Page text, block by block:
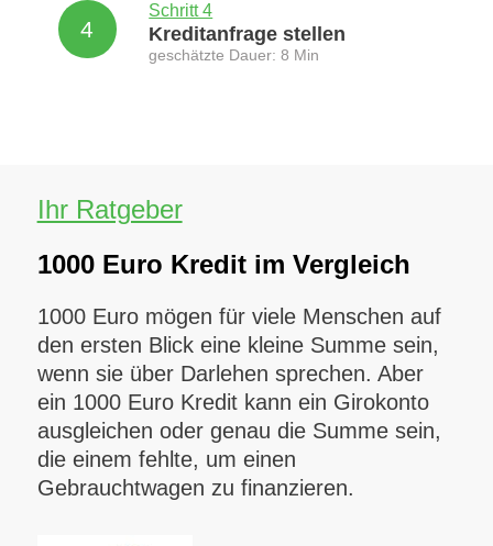
4
Schritt 4
Kreditanfrage stellen
geschätzte Dauer: 8 Min
Ihr Ratgeber
1000 Euro Kredit im Vergleich
1000 Euro mögen für viele Menschen auf
den ersten Blick eine kleine Summe sein,
wenn sie über Darlehen sprechen. Aber
ein 1000 Euro Kredit kann ein Girokonto
ausgleichen oder genau die Summe sein,
die einem fehlte, um einen
Gebrauchtwagen zu finanzieren.